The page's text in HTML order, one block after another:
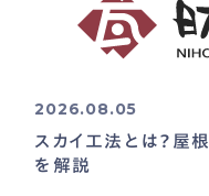
2026.08.05
スカイ工法とは？屋
を解説